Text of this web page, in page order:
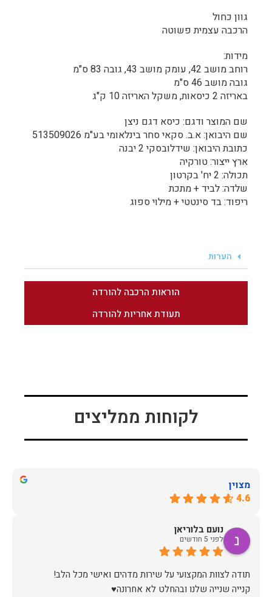
גוון כחול
הרכבה עצמית פשוטה
מידות:
רוחב מושב 42, עומק מושב 43, גובה 83 ס"מ
גובה מושב 46 ס"מ
באריזה 2 כיסאות, משקל האריזה 10 ק"ג
שם המוצר ודגם: כיסא דגם ניצן
שם היבואן: א.ב. סקאי סחר בינלאומי בע"מ 513509026
כתובת היבואן: שידלובסקי 2 יבנה
ארץ ייצור: טורקיה
תכולה: 2 יח' בקרטון
שלדה: לביד + מתכת
ריפוד: בד סינטטי + מילוי ספוג
הערות
הוראות הרכבה להורדה
תעודת אחריות להורדה
לקוחות ממליצים
מצוין
4.6
נועם בלוריאן
לפני 5 חודשים
קנייה שנייה שלנו ובהחלט לא אחרונה♥️